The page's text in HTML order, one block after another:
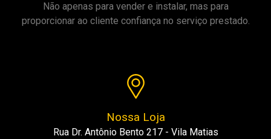
Não apenas para vender e instalar, mas para
proporcionar ao cliente confiança no serviço prestado.
Nossa Loja
Rua Dr. Antônio Bento 217 - Vila Matias